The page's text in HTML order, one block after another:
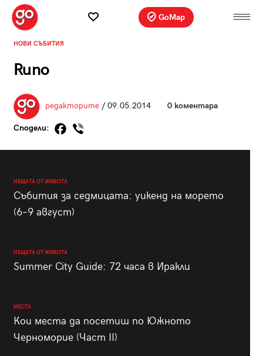
GoMap
НОВИ СЪБИТИЯ
Runo
редакторите/ 09.05.2014 0 коментара
Сподели:
НЕЩАТА ОТ ЖИВОТА
Събития за седмицата: уикенд на морето
(6–9 август)
НЕЩАТА ОТ ЖИВОТА
Summer City Guide: 72 часа в Иракли
МЕСТА
Кои места да посетиш по Южното
Черноморие (Част II)